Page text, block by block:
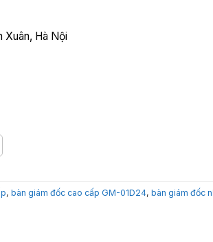
Xuân, Hà Nội
, bàn giám đốc cao cấp GM-01D24, bàn giám đốc